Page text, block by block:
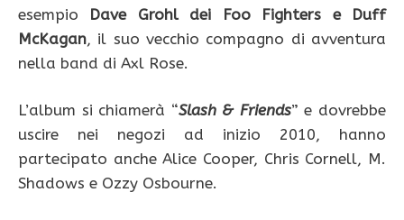
esempio Dave Grohl dei Foo Fighters e Duff
McKagan, il suo vecchio compagno di avventura
nella band di Axl Rose.
L’album si chiamerà “Slash & Friends” e dovrebbe
uscire nei negozi ad inizio 2010, hanno
partecipato anche Alice Cooper, Chris Cornell, M.
Shadows e Ozzy Osbourne.